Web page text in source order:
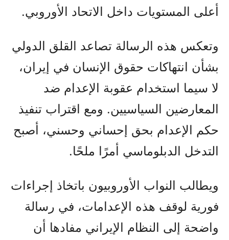
أعلى المستويات داخل الاتحاد الأوروبي.
وتعكس هذه الرسالة تصاعد القلق الدولي
بشأن انتهاكات حقوق الإنسان في إيران،
لا سيما استخدام عقوبة الإعدام ضد
المعارضين السياسيين. ومع اقتراب تنفيذ
حكم الإعدام بحق إحساني وحسني، أصبح
التدخل الدبلوماسي أمرًا ملحًا.
ويطالب النواب الأوروبيون باتخاذ إجراءات
فورية لوقف هذه الإعدامات، في رسالة
واضحة إلى النظام الإيراني مفادها أن